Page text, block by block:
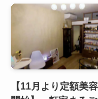
【11月より定額美